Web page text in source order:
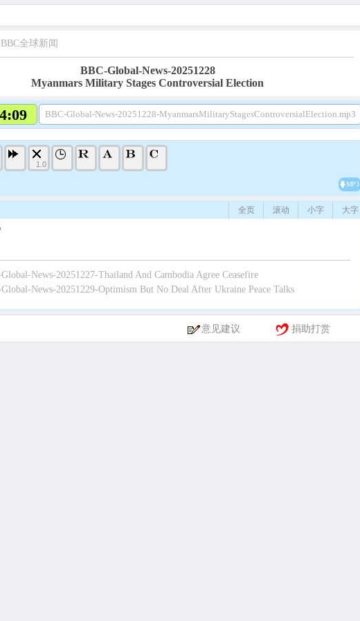
BBC全球新闻
BBC-Global-News-20251228
Myanmars Military Stages Controversial Election
BBC-Global-News-20251228-MyanmarsMilitaryStagesControversialElection.mp3
1.0
MP3
大字
小字
滚动
全页
News-20251227-Thailand And Cambodia Agree Ceasefire
News-20251229-Optimism But No Deal After Ukraine Peace Talks
意见建议 捐助打赏